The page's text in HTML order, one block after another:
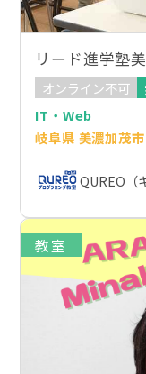
リード進学塾
オンライン不可
IT・Web
岐阜県 美濃加茂市
QUREO（
教室